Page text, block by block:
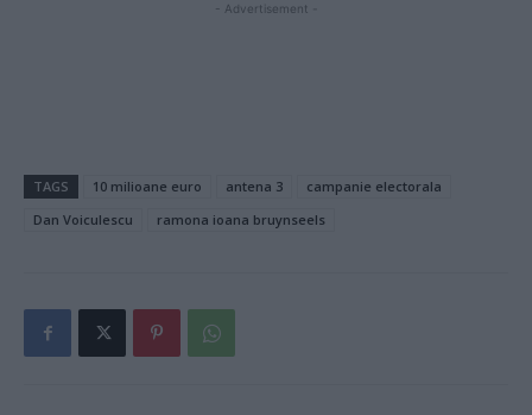
- Advertisement -
TAGS 10 milioane euro antena 3
campanie electorala
Dan Voiculescu
ramona ioana bruynseels